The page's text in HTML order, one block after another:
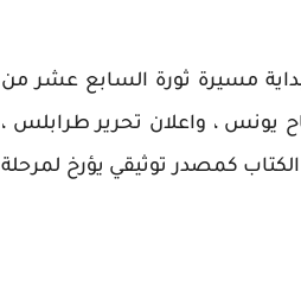
مسيرة ثورة السابع عشر من
يونس ، واعلان تحرير طرابلس ،
كمصدر توثيقي يؤرخ لمرحلة